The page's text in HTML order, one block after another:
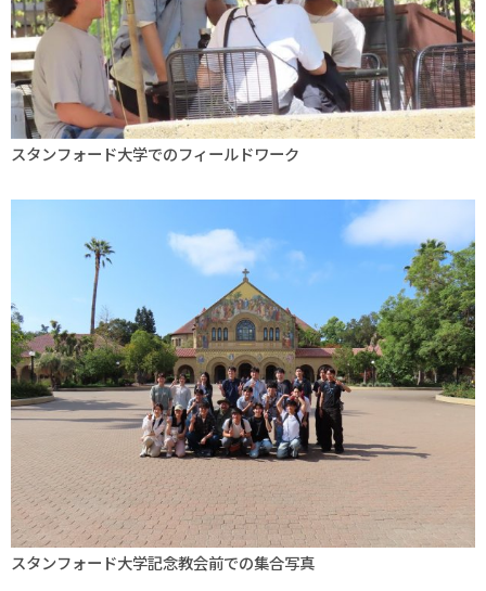
スタンフォード大学でのフィールドワーク
スタンフォード大学記念教会前での集合写真